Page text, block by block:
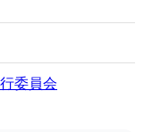
委員会